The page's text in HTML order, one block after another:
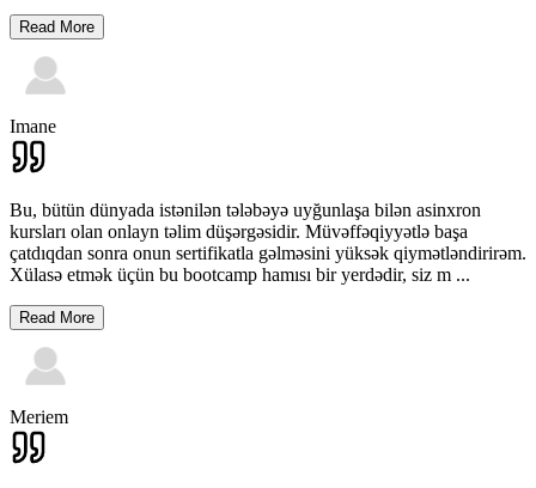
Read More
Imane
Bu, bütün dünyada istənilən tələbəyə uyğunlaşa bilən asinxron
kursları olan onlayn təlim düşərgəsidir. Müvəffəqiyyətlə başa
çatdıqdan sonra onun sertifikatla gəlməsini yüksək qiymətləndirirəm.
Xülasə etmək üçün bu bootcamp hamısı bir yerdədir, siz m ...
Read More
Meriem